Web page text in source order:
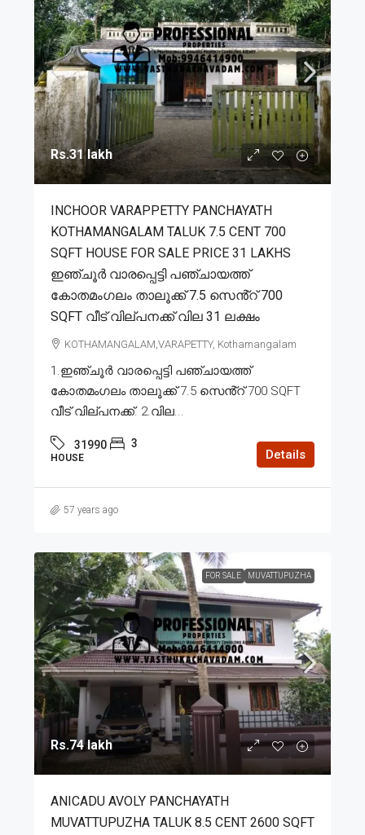
Rs.31 lakh
INCHOOR VARAPPETTY PANCHAYATH
KOTHAMANGALAM TALUK 7.5 CENT 700
SQFT HOUSE FOR SALE PRICE 31 LAKHS
ഇഞ്ചൂർ വാരപ്പെട്ടി പഞ്ചായത്ത്
കോതമംഗലം താലൂക്ക് 7.5 സെൻ്റ് 700
SQFT വീട് വില്പനക്ക് വില 31 ലക്ഷം
KOTHAMANGALAM,VARAPETTY, Kothamangalam
1.ഇഞ്ചൂർ വാരപ്പെട്ടി പഞ്ചായത്ത്
കോതമംഗലം താലൂക്ക് 7.5 സെൻ്റ് 700 SQFT
വീട് വില്പനക്ക്. 2.വില...
31990 3
HOUSE Details
57 years ago
FOR SALE MUVATTUPUZHA
Rs.74 lakh
ANICADU AVOLY PANCHAYATH
MUVATTUPUZHA TALUK 8.5 CENT 2600 SQFT